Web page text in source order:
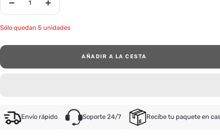
Decrecer
Aumentar
Sólo quedan 5 unidades
AÑADIR A LA CESTA
Envío rápido Soporte 24/7 Recíbe tu paquete en